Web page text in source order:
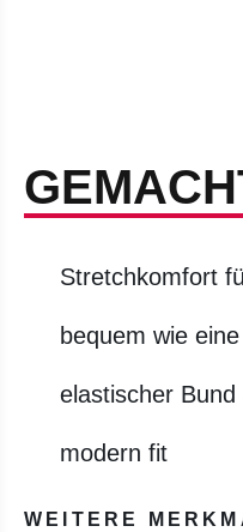
Stretchkomfort
bequem wie
elastischer
modern fit
WEITERE